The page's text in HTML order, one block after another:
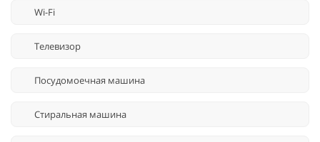
Wi-Fi
Телевизор
Посудомоечная машина
Стиральная машина